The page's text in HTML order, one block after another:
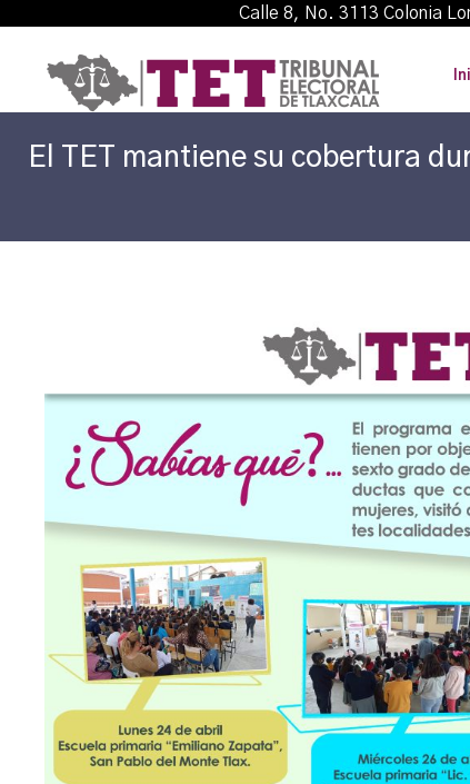
Calle 8, No. 3113
El TET mantiene su cobertura